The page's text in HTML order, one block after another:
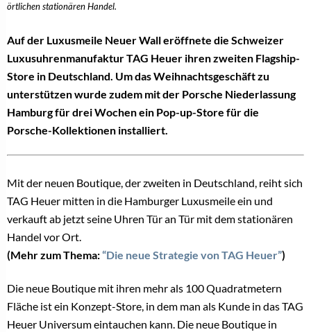
örtlichen stationären Handel.
Auf der Luxusmeile Neuer Wall eröffnete die Schweizer
Luxusuhrenmanufaktur TAG Heuer ihren zweiten Flagship-
Store in Deutschland. Um das Weihnachtsgeschäft zu
unterstützen wurde zudem mit der Porsche Niederlassung
Hamburg für drei Wochen ein Pop-up-Store für die
Porsche-Kollektionen installiert.
Mit der neuen Boutique, der zweiten in Deutschland, reiht sich
TAG Heuer mitten in die Hamburger Luxusmeile ein und
verkauft ab jetzt seine Uhren Tür an Tür mit dem stationären
Handel vor Ort.
(Mehr zum Thema:“Die neue Strategie von TAG Heuer”)
Die neue Boutique mit ihren mehr als 100 Quadratmetern
Fläche ist ein Konzept-Store, in dem man als Kunde in das TAG
Heuer Universum eintauchen kann. Die neue Boutique in